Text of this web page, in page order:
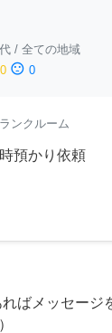
/ 全ての地域
0 sentiment_dissatisfied 0
ンクルーム
預かり依頼
ばメッセージ